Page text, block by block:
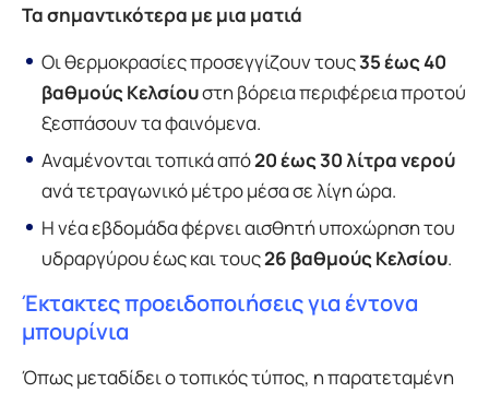
Τα σημαντικότερα με μια ματιά
Οι θερμοκρασίες προσεγγίζουν τους35 έως 40
βαθμούς Κελσίουστη βόρεια περιφέρεια προτού
ξεσπάσουν τα φαινόμενα.
Αναμένονται τοπικά από20 έως 30 λίτρα νερού
ανά τετραγωνικό μέτρο μέσα σε λίγη ώρα.
Η νέα εβδομάδα φέρνει αισθητή υποχώρηση του
υδραργύρου έως και τους26 βαθμούς Κελσίου.
Έκτακτες προειδοποιήσεις για έντονα
μπουρίνια
Όπως μεταδίδει ο τοπικός τύπος, η παρατεταμένη